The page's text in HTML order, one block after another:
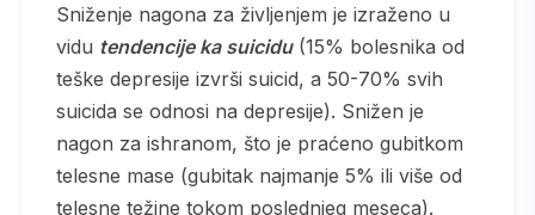
Sniženje nagona za življenjem je izraženo u
vidu tendencije ka suicidu(15% bolesnika od
teške depresije izvrši suicid, a 50-70% svih
suicida se odnosi na depresije). Snižen je
nagon za ishranom, što je praćeno gubitkom
telesne mase (gubitak najmanje 5% ili više od
telesne težine tokom poslednjeg meseca).